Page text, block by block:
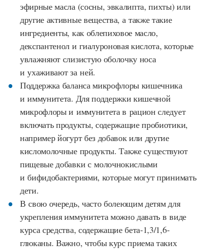
эфирные масла (сосны, эвкалипта, пихты) или
другие активные вещества, а также такие
ингредиенты, как облепиховое масло,
декспантенол и гиалуроновая кислота, которые
увлажняют слизистую оболочку носа
и ухаживают за ней.
Поддержка баланса микрофлоры кишечника
и иммунитета. Для поддержки кишечной
микрофлоры и иммунитета в рацион следует
включать продукты, содержащие пробиотики,
например йогурт без добавок или другие
кисломолочные продукты. Также существуют
пищевые добавки с молочнокислыми
и бифидобактериями, которые могут принимать
дети.
В свою очередь, часто болеющим детям для
укрепления иммунитета можно давать в виде
курса средства, содержащие бета-1,3/1,6-
глюканы. Важно, чтобы курс приема таких